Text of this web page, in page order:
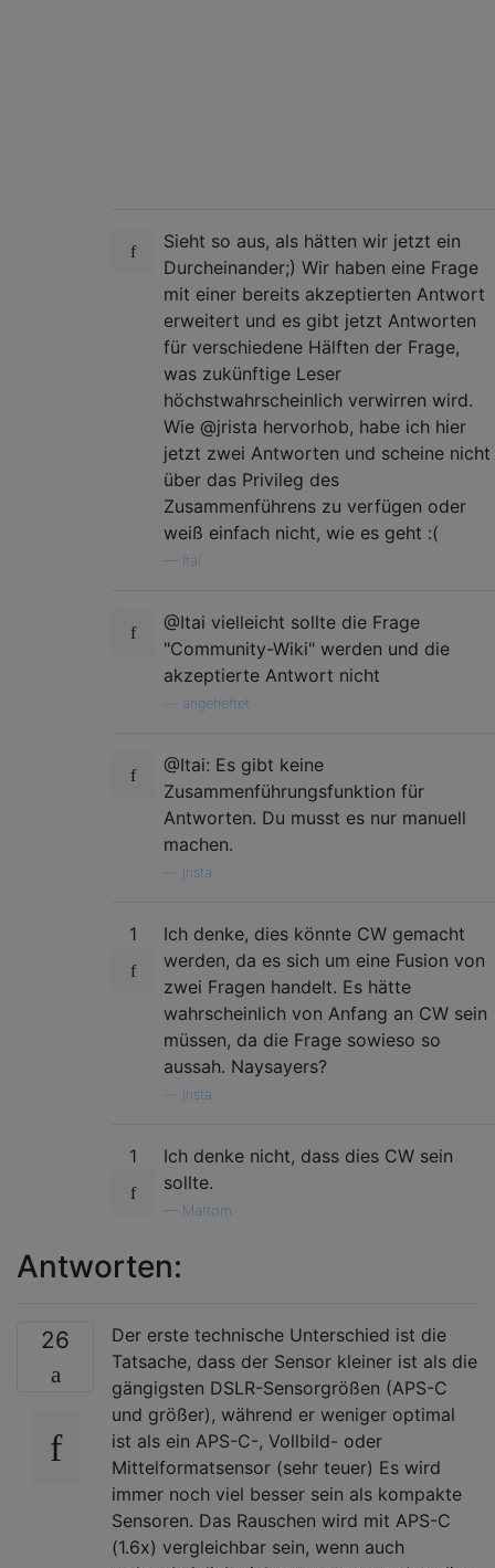
Sieht so aus, als hätten wir jetzt ein
Durcheinander;) Wir haben eine Frage
mit einer bereits akzeptierten Antwort
erweitert und es gibt jetzt Antworten
für verschiedene Hälften der Frage,
was zukünftige Leser
höchstwahrscheinlich verwirren wird.
Wie @jrista hervorhob, habe ich hier
jetzt zwei Antworten und scheine nicht
über das Privileg des
Zusammenführens zu verfügen oder
weiß einfach nicht, wie es geht :(
Itai
@Itai vielleicht sollte die Frage
"Community-Wiki" werden und die
akzeptierte Antwort nicht
angeheftet
@Itai: Es gibt keine
Zusammenführungsfunktion für
Antworten. Du musst es nur manuell
machen.
jrista
1
Ich denke, dies könnte CW gemacht
werden, da es sich um eine Fusion von
zwei Fragen handelt. Es hätte
wahrscheinlich von Anfang an CW sein
müssen, da die Frage sowieso so
aussah. Naysayers?
jrista
1
Ich denke nicht, dass dies CW sein
sollte.
Mattdm
Antworten:
26
Der erste technische Unterschied ist die
Tatsache, dass der Sensor kleiner ist als die
gängigsten DSLR-Sensorgrößen (APS-C
und größer), während er weniger optimal
ist als ein APS-C-, Vollbild- oder
Mittelformatsensor (sehr teuer) Es wird
immer noch viel besser sein als kompakte
Sensoren. Das Rauschen wird mit APS-C
(1.6x) vergleichbar sein, wenn auch